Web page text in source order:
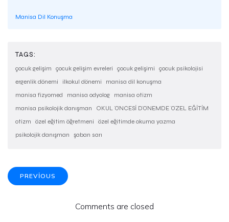
Manisa Dil Konuşma
TAGS:
çocuk gelişim çocuk gelişim evreleri çocuk gelişimi
çocuk psikolojisi
ergenlik dönemi
ilkokul dönemi
manisa dil konuşma
manisa fizyomed
manisa odyolog
manisa otizm
manisa psikolojik danışman
OKUL ÖNCESİ DÖNEMDE ÖZEL EĞİTİM
otizm
özel eğitim öğretmeni
özel eğitimde okuma yazma
psikolojik danışman
şaban sarı
PREVIOUS
Comments are closed